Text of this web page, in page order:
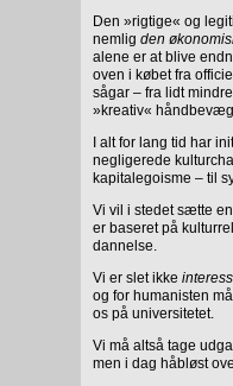
Den »rigtige« og
nemlig den
alene er at blive
oven i købet fra
sågar – fra lidt
»kreativ«
I alt for lang tid har
negligerede
kapitalegoisme – til
Vi vil i stedet sætte en
er baseret på
dannelse.
Vi er slet ikke
og for humanisten
os på universitetet.
Vi må altså tage
men i dag håbløst